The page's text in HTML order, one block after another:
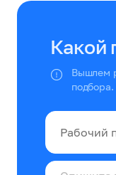
Какой
Вышлем
подбора.